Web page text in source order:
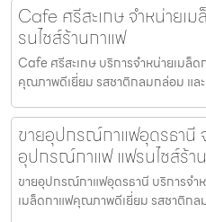
Cafe ศรีสะเกษ จำหน่าย
รนไชส์ร้านกาแฟ
Cafe ศรีสะเกษ บริการจำหน่ายเมล็
คุณภาพดีเยี่ยม รสชาติกลมกล่อม แล
ขายอุปกรณ์กาแฟอุดรธานี
อุปกรณ์กาแฟ แฟรนไชส์ร้า
ขายอุปกรณ์กาแฟอุดรธานี บริการจำ
เมล็ดกาแฟคุณภาพดีเยี่ยม รสชาติกล